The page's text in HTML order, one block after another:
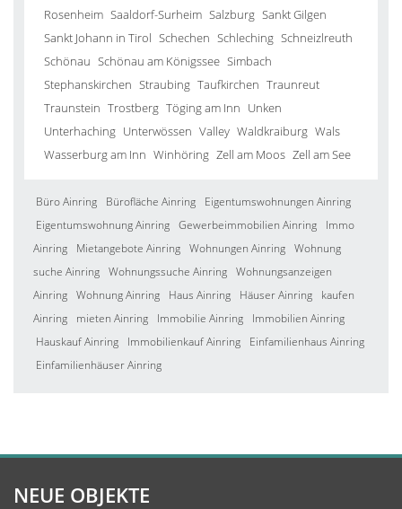
Rosenheim Saaldorf-Surheim Salzburg Sankt Gilgen
Sankt Johann in Tirol Schechen Schleching Schneizlreuth
Schönau Schönau am Königssee Simbach
Stephanskirchen Straubing Taufkirchen Traunreut
Traunstein Trostberg Töging am Inn Unken
Unterhaching Unterwössen Valley Waldkraiburg Wals
Wasserburg am Inn Winhöring Zell am Moos Zell am See
Büro Ainring Bürofläche Ainring
Eigentumswohnungen Ainring
Eigentumswohnung Ainring Gewerbeimmobilien Ainring
Immo
Ainring
Mietangebote Ainring Wohnungen Ainring Wohnung
suche Ainring Wohnungssuche Ainring Wohnungsanzeigen
Ainring Wohnung Ainring Haus Ainring Häuser Ainring
kaufen
Ainring
mieten Ainring Immobilie Ainring
Immobilien Ainring
Hauskauf Ainring
Immobilienkauf Ainring
Einfamilienhaus Ainring
Einfamilienhäuser Ainring
NEUE OBJEKTE